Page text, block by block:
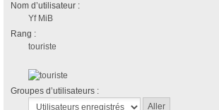
Nom d’utilisateur :
Yf MiB
Rang :
touriste
Groupes d’utilisateurs :